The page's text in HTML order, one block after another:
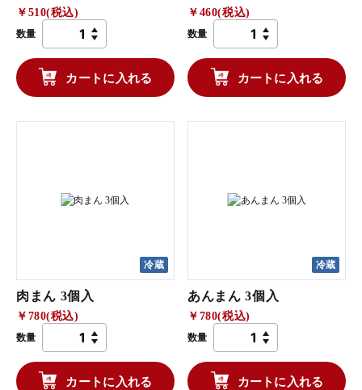
￥510(税込)
数量
カートに入れる
￥460(税込)
数量
カートに入れる
冷蔵
肉まん 3個入
￥780(税込)
数量
カートに入れる
冷蔵
あんまん 3個入
￥780(税込)
数量
カートに入れる